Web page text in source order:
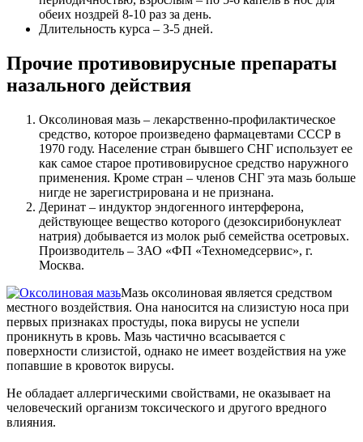
обеих ноздрей 8-10 раз за день.
Длительность курса – 3-5 дней.
Прочие противовирусные препараты
назального действия
Оксолиновая мазь – лекарственно-профилактическое
средство, которое произведено фармацевтами СССР в
1970 году. Население стран бывшего СНГ использует ее
как самое старое противовирусное средство наружного
применения. Кроме стран – членов СНГ эта мазь больше
нигде не зарегистрирована и не признана.
Деринат – индуктор эндогенного интерферона,
действующее вещество которого (дезоксирибонуклеат
натрия) добывается из молок рыб семейства осетровых.
Производитель – ЗАО «ФП «Техномедсервис», г.
Москва.
Мазь оксолиновая является средством
местного воздействия. Она наносится на слизистую носа при
первых признаках простуды, пока вирусы не успели
проникнуть в кровь. Мазь частично всасывается с
поверхности слизистой, однако не имеет воздействия на уже
попавшие в кровоток вирусы.
Не обладает аллергическими свойствами, не оказывает на
человеческий организм токсического и другого вредного
влияния.